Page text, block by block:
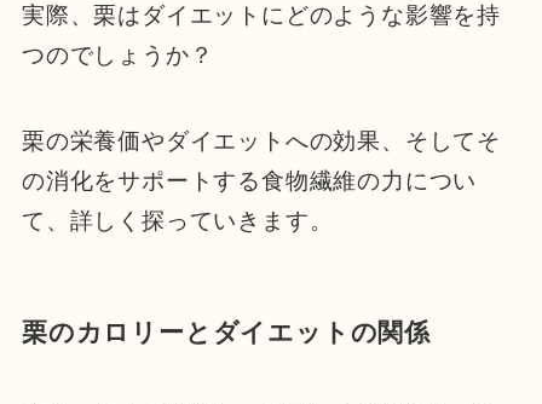
実際、栗はダイエットにどのような影響を持
つのでしょうか？
栗の栄養価やダイエットへの効果、そしてそ
の消化をサポートする食物繊維の力につい
て、詳しく探っていきます。
栗のカロリーとダイエットの関係